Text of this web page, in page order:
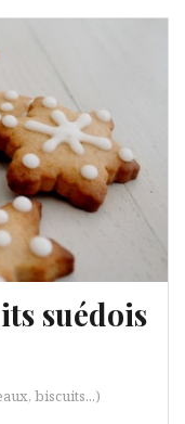
suédois
biscuits...)